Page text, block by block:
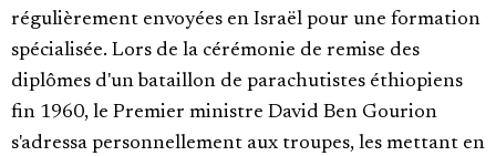
régulièrement envoyées en Israël pour une formation
spécialisée. Lors de la cérémonie de remise des
diplômes d'un bataillon de parachutistes éthiopiens
fin 1960, le Premier ministre David Ben Gourion
s'adressa personnellement aux troupes, les mettant en